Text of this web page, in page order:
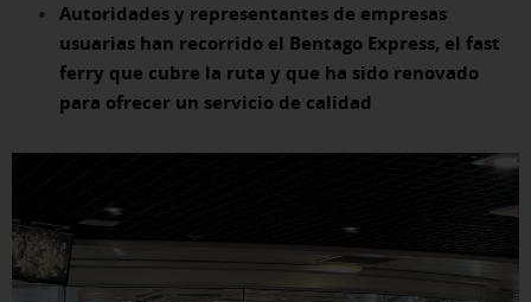
Autoridades y representantes de empresas
usuarias han recorrido el Bentago Express, el fast
ferry que cubre la ruta y que ha sido renovado
para ofrecer un servicio de calidad